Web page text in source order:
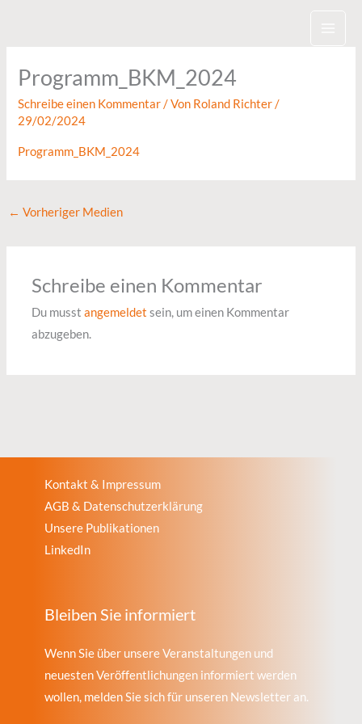
Programm_BKM_2024
Schreibe einen Kommentar / Von Roland Richter/
29/02/2024
Programm_BKM_2024
← Vorheriger Medien
Schreibe einen Kommentar
Du musstangemeldet sein, um einen Kommentar
abzugeben.
Kontakt & Impressum
AGB & Datenschutzerklärung
Unsere Publikationen
LinkedIn
Bleiben Sie informiert
Wenn Sie über unsere Veranstaltungen und
neuesten Veröffentlichungen informiert werden
wollen, melden Sie sich für unseren Newsletter an.